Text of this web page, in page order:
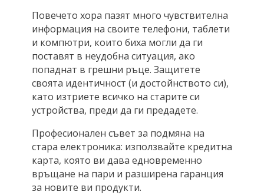
Повечето хора пазят много чувствителна
информация на своите телефони, таблети
и компютри, които биха могли да ги
поставят в неудобна ситуация, ако
попаднат в грешни ръце. Защитете
своята идентичност (и достойнството си),
като изтриете всичко на старите си
устройства, преди да ги предадете.
Професионален съвет за подмяна на
стара електроника: използвайте кредитна
карта, която ви дава едновременно
връщане на пари и разширена гаранция
за новите ви продукти.